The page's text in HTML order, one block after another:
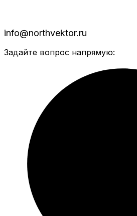
info@northvektor.ru
Задайте вопрос напрямую: